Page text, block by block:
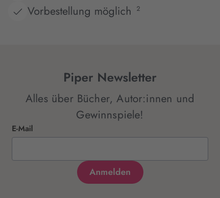
Vorbestellung möglich 2
Piper Newsletter
Alles über Bücher, Autor:innen und
Gewinnspiele!
E-Mail